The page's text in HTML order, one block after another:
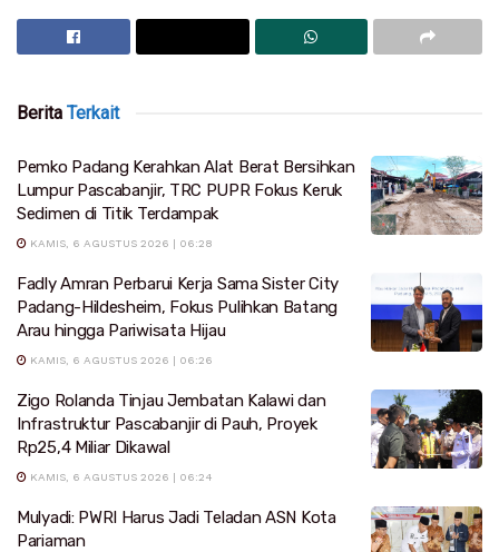
Berita Terkait
Pemko Padang Kerahkan Alat Berat Bersihkan
Lumpur Pascabanjir, TRC PUPR Fokus Keruk
Sedimen di Titik Terdampak
KAMIS, 6 AGUSTUS 2026 | 06:28
Fadly Amran Perbarui Kerja Sama Sister City
Padang-Hildesheim, Fokus Pulihkan Batang
Arau hingga Pariwisata Hijau
KAMIS, 6 AGUSTUS 2026 | 06:26
Zigo Rolanda Tinjau Jembatan Kalawi dan
Infrastruktur Pascabanjir di Pauh, Proyek
Rp25,4 Miliar Dikawal
KAMIS, 6 AGUSTUS 2026 | 06:24
Mulyadi: PWRI Harus Jadi Teladan ASN Kota
Pariaman